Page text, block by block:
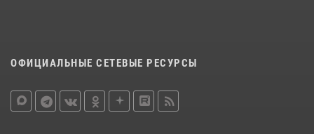
ОФИЦИАЛЬНЫЕ СЕТЕВЫЕ РЕСУРСЫ